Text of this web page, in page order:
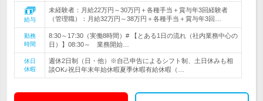
給与
未経験者：月給22万円～30万円＋各種手当＋賞与年3回経験者
（管理職）：月給32万円～38万円＋各種手当＋賞与年3回…
勤務
時間
8:30～17:30（実働8時間）# 【とある1日の流れ（社内業務中心の
日）】08:30～ 業務開始…
休日
休暇
週休2日制（日・他）※自己申告によるシフト制、土日休みも相
談OK♪祝日年末年始休暇夏季休暇有給休暇（…